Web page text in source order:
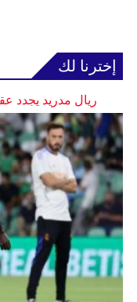
إخترنا لك
ريال مدريد يجدد